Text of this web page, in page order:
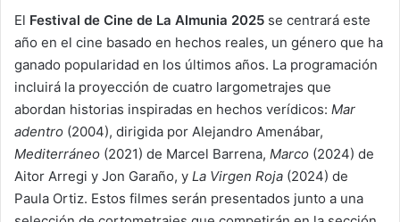
El Festival de Cine de La Almunia 2025 se centrará este
año en el cine basado en hechos reales, un género que ha
ganado popularidad en los últimos años. La programación
incluirá la proyección de cuatro largometrajes que
abordan historias inspiradas en hechos verídicos: Mar
adentro (2004), dirigida por Alejandro Amenábar,
Mediterráneo (2021) de Marcel Barrena, Marco (2024) de
Aitor Arregi y Jon Garaño, y La Virgen Roja (2024) de
Paula Ortiz. Estos filmes serán presentados junto a una